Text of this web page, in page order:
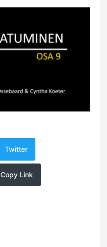
Twitter
Copy Link